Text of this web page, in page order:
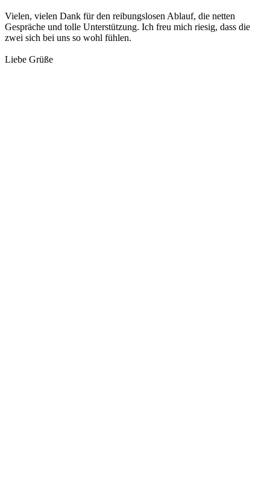
Vielen, vielen Dank für den reibungslosen Ablauf, die netten
Gespräche und tolle Unterstützung. Ich freu mich riesig, dass die
zwei sich bei uns so wohl fühlen.
Liebe Grüße